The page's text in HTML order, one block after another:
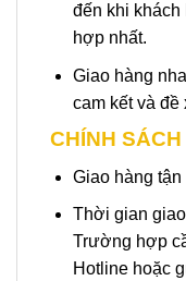
đến khi
hợp nhất.
Giao hàng
cam kết và đề
CHÍNH
Giao hàng
Thời gian
Trường hợp
Hotline hoặc